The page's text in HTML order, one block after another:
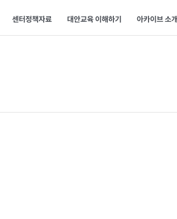
센터정책자료 대안교육 이해하기 아카이브 소개